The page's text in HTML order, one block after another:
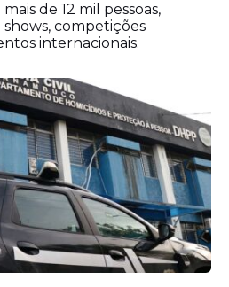
de 12 mil pessoas,
competições
internacionais.